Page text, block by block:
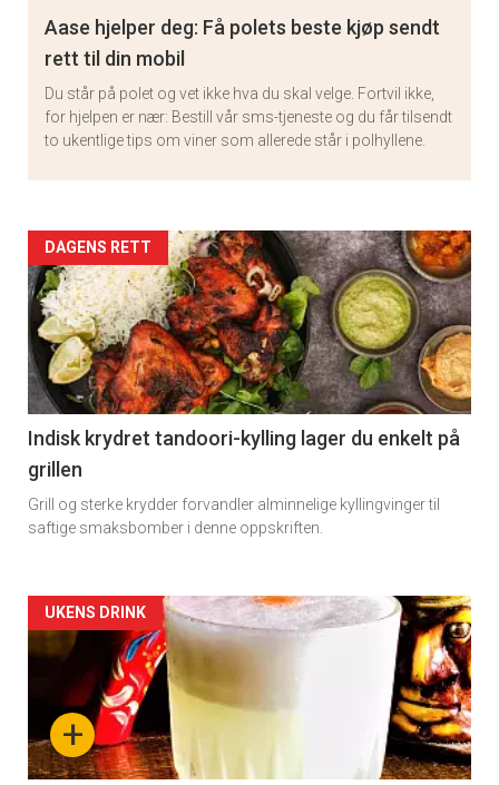
Aase hjelper deg: Få polets beste kjøp sendt
rett til din mobil
Du står på polet og vet ikke hva du skal velge. Fortvil ikke,
for hjelpen er nær: Bestill vår sms-tjeneste og du får tilsendt
to ukentlige tips om viner som allerede står i polhyllene.
Artikler
detail
-
section
11
DAGENS RETT
Indisk krydret tandoori-kylling lager du enkelt på
grillen
Grill og sterke krydder forvandler alminnelige kyllingvinger til
saftige smaksbomber i denne oppskriften.
Artikler
detail
section
+
UKENS DRINK